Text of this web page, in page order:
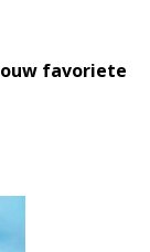
favoriete